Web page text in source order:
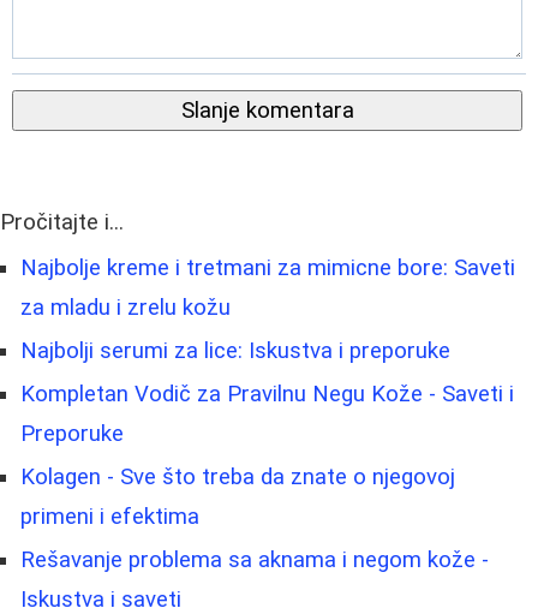
Slanje komentara
Pročitajte i...
Najbolje kreme i tretmani za mimicne bore: Saveti
za mladu i zrelu kožu
Najbolji serumi za lice: Iskustva i preporuke
Kompletan Vodič za Pravilnu Negu Kože - Saveti i
Preporuke
Kolagen - Sve što treba da znate o njegovoj
primeni i efektima
Rešavanje problema sa aknama i negom kože -
Iskustva i saveti